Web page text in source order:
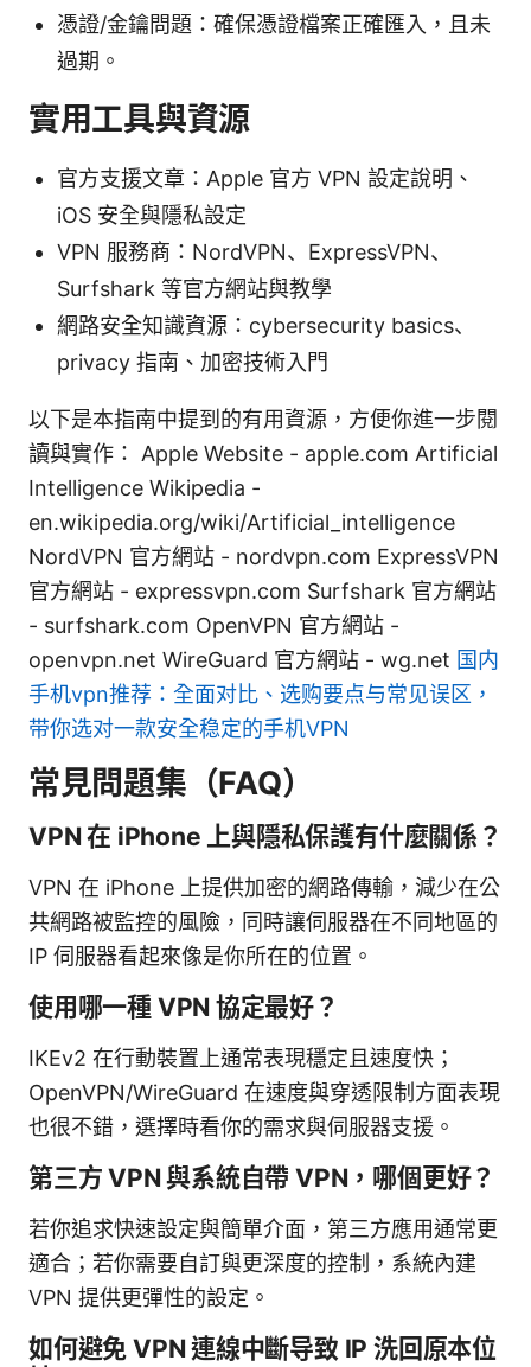
憑證/金鑰問題：確保憑證檔案正確匯入，且未
過期。
實用工具與資源
官方支援文章：Apple 官方 VPN 設定說明、
iOS 安全與隱私設定
VPN 服務商：NordVPN、ExpressVPN、
Surfshark 等官方網站與教學
網路安全知識資源：cybersecurity basics、
privacy 指南、加密技術入門
以下是本指南中提到的有用資源，方便你進一步閱
讀與實作： Apple Website - apple.com Artificial
Intelligence Wikipedia -
en.wikipedia.org/wiki/Artificial_intelligence
NordVPN 官方網站 - nordvpn.com ExpressVPN
官方網站 - expressvpn.com Surfshark 官方網站
- surfshark.com OpenVPN 官方網站 -
openvpn.net WireGuard 官方網站 - wg.net 国内
手机vpn推荐：全面对比、选购要点与常见误区，
带你选对一款安全稳定的手机VPN
常見問題集（FAQ）
VPN 在 iPhone 上與隱私保護有什麼關係？
VPN 在 iPhone 上提供加密的網路傳輸，減少在公
共網路被監控的風險，同時讓伺服器在不同地區的
IP 伺服器看起來像是你所在的位置。
使用哪一種 VPN 協定最好？
IKEv2 在行動裝置上通常表現穩定且速度快；
OpenVPN/WireGuard 在速度與穿透限制方面表現
也很不錯，選擇時看你的需求與伺服器支援。
第三方 VPN 與系統自帶 VPN，哪個更好？
若你追求快速設定與簡單介面，第三方應用通常更
適合；若你需要自訂與更深度的控制，系統內建
VPN 提供更彈性的設定。
如何避免 VPN 連線中斷导致 IP 洗回原本位